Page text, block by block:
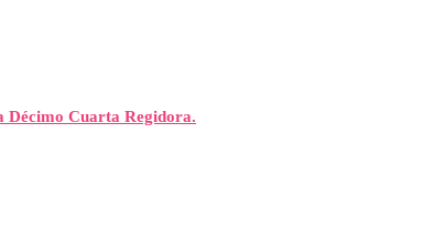
Décimo Cuarta Regidora.